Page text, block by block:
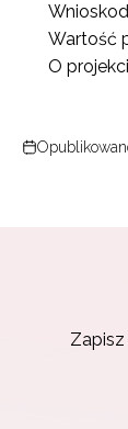
Wartość
O